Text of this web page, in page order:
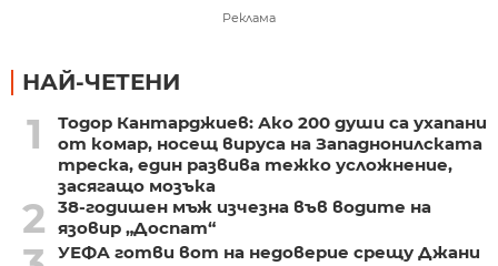
Реклама
НАЙ-ЧЕТЕНИ
1
Тодор Кантарджиев: Ако 200 души са ухапани
от комар, носещ вируса на Западнонилската
треска, един развива тежко усложнение,
засягащо мозъка
2
38-годишен мъж изчезна във водите на
язовир „Доспат“
УЕФА готви вот на недоверие срещу Джани